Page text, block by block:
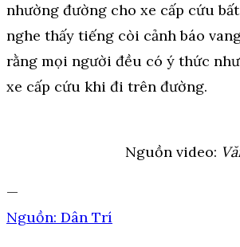
nhường đường cho xe cấp cứu
nghe thấy tiếng còi cảnh báo
rằng mọi người đều có ý thức
xe cấp cứu khi đi trên đường.
Nguồn video:
—
Nguồn: Dân Trí